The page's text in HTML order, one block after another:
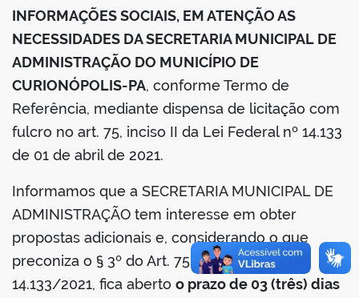
INFORMAÇÕES SOCIAIS, EM ATENÇÃO AS
NECESSIDADES DA SECRETARIA MUNICIPAL DE
ADMINISTRAÇÃO DO MUNICÍPIO DE
CURIONÓPOLIS-PA, conforme Termo de
Referência, mediante dispensa de licitação com
fulcro no art. 75, inciso II da Lei Federal nº 14.133
de 01 de abril de 2021.
Informamos que a SECRETARIA MUNICIPAL DE
ADMINISTRAÇÃO tem interesse em obter
propostas adicionais e, considerando o que
preconiza o § 3º do Art. 75 da Lei Federal nº
14.133/2021, fica aberto o prazo de 03 (três) dias